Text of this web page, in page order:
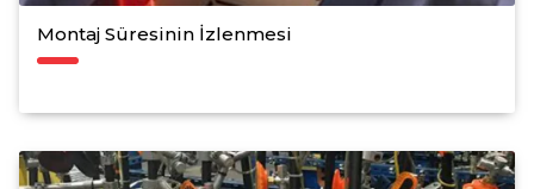
Montaj Süresinin İzlenmesi